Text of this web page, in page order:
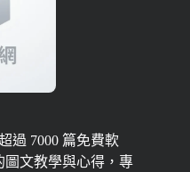
過 7000 篇免費軟
圖文教學與心得，專